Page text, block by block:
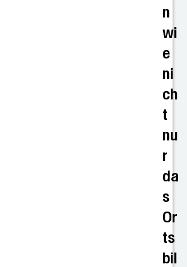
n
wi
e
ni
ch
t
nu
r
da
s
Or
ts
bil